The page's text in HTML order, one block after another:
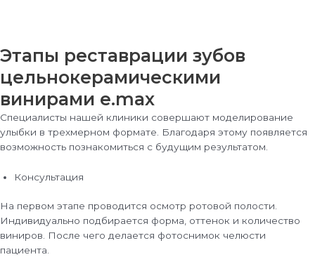
Этапы реставрации зубов
цельнокерамическими
винирами e.max
Специалисты нашей клиники совершают моделирование
улыбки в трехмерном формате. Благодаря этому появляется
возможность познакомиться с будущим результатом.
Консультация
На первом этапе проводится осмотр ротовой полости.
Индивидуально подбирается форма, оттенок и количество
виниров. После чего делается фотоснимок челюсти
пациента.